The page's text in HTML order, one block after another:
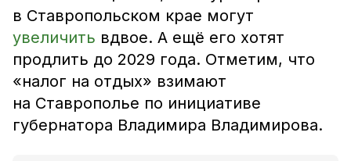
в Ставропольском крае могут
увеличить вдвое. А ещё его хотят
продлить до 2029 года. Отметим, что
«налог на отдых» взимают
на Ставрополье по инициативе
губернатора Владимира Владимирова.